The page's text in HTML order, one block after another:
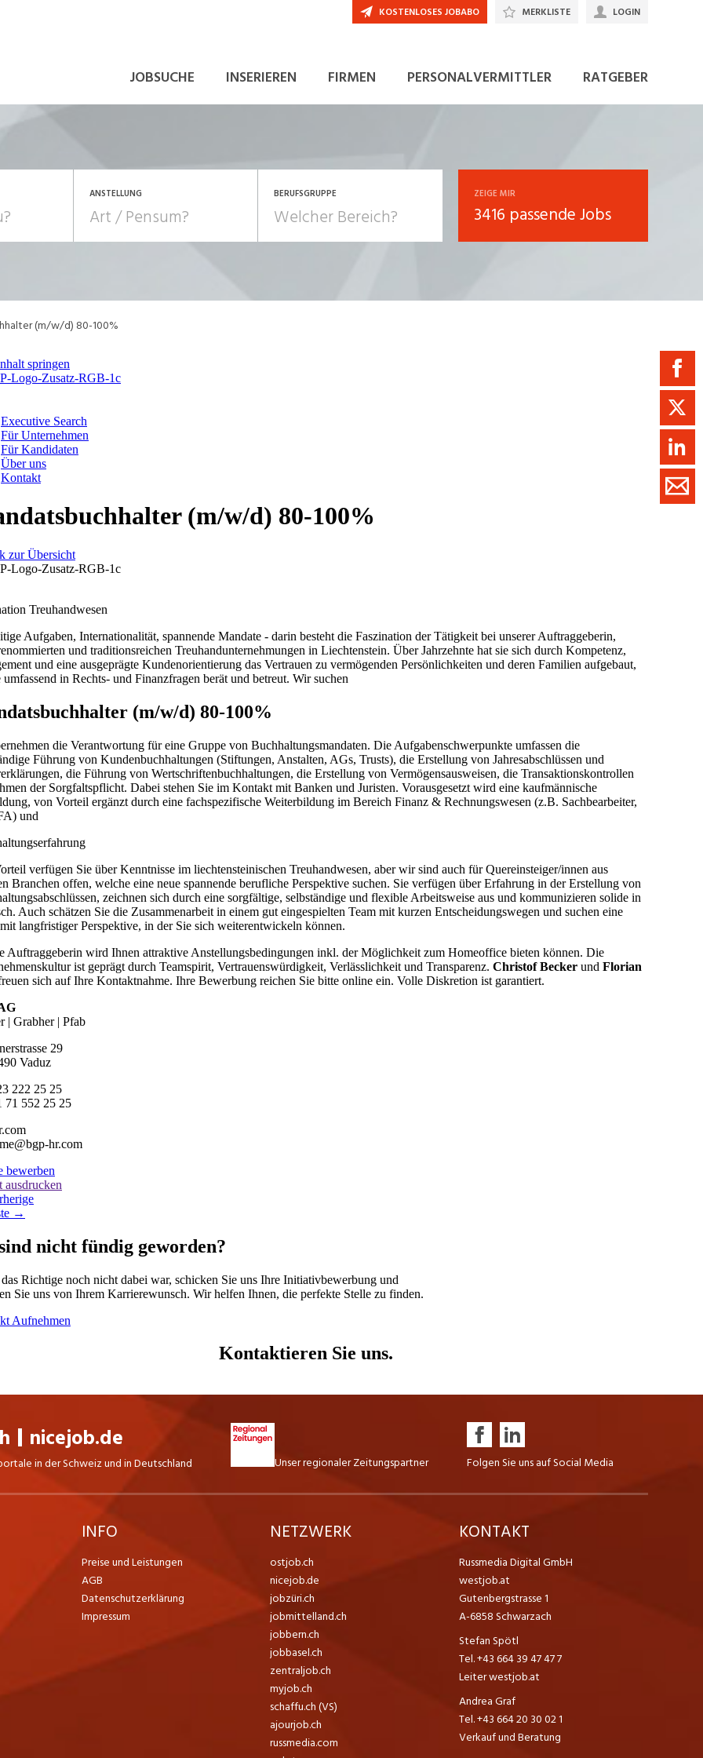
JOBSUCHE INSERIEREN FIRMEN PERSONALVERMITTLER RATGEBER
KOSTENLOSES JOBABO MERKLISTE LOGIN
ANSTELLUNG
Temporär (befristet)
Praktikum
BERUFSGRUPPE
Human Resources
Controlling, Treuhand,
Facility Management,
Berufe, Kundendienst,
Elektronik, Optik, Textil Medizin, Gesundheitswesen,
Pflege
Rettung, Polizei, Zoll
ZEIGE MIR
3416 passende Jobs
(m/w/d) 80-100%
JETZT BEWERBEN
nicejob.de
in der Schweiz und in Deutschland Unser regionaler Zeitungspartner Folgen Sie uns auf Social Media
INFO
Preise und Leistungen
AGB
Datenschutzerklärung
Impressum
NETZWERK
ostjob.ch
nicejob.de
jobzüri.ch
jobmittelland.ch
jobbern.ch
jobbasel.ch
zentraljob.ch
myjob.ch
schaffu.ch (VS)
ajourjob.ch
russmedia.com
KONTAKT
Russmedia Digital GmbH
westjob.at
Gutenbergstrasse 1
A-6858 Schwarzach
Stefan Spötl
Tel. +43 664 39 47 47 7
Leiter westjob.at
Andrea Graf
Tel. +43 664 20 30 02 1
Verkauf und Beratung